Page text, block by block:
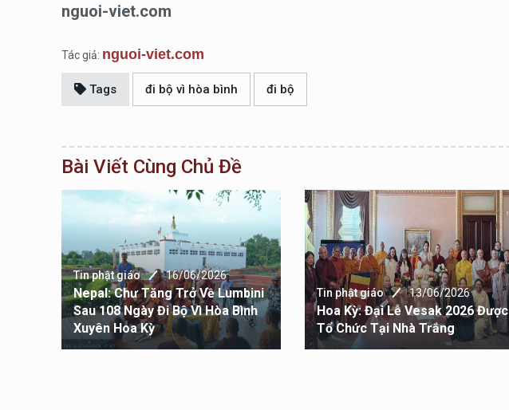
nguoi-viet.com
Tác giả: nguoi-viet.com
Tags đi bộ vì hòa bình đi bộ
Bài Viết Cùng Chủ Đề
Tin phật giáo 16/06/2026
Nepal: Chư Tăng Trở Về Lumbini
Sau 108 Ngày Đi Bộ Vì Hòa Bình
Xuyên Hoa Kỳ
Tin phật giáo 13/06/2026
Hoa Kỳ: Đại Lễ Vesak 2026 Được
Tổ Chức Tại Nhà Trắng